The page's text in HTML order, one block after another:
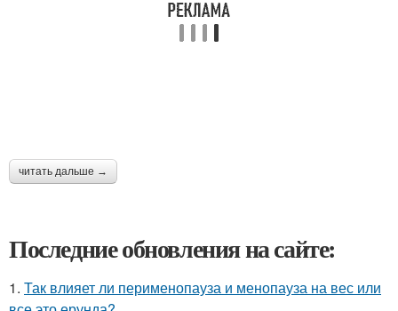
читать дальше →
Последние обновления на сайте:
1. Так влияет ли перименопауза и менопауза на вес или